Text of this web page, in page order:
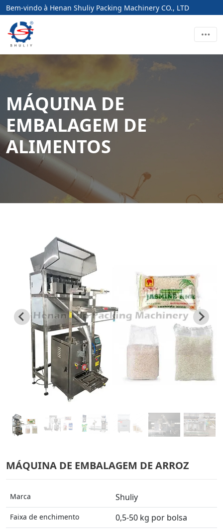
Bem-vindo à Henan Shuliy Packing Machinery CO., LTD
MÁQUINA DE
EMBALAGEM DE
ALIMENTOS
MÁQUINA DE EMBALAGEM DE ARROZ
Marca Shuliy
Faixa de enchimento 0,5-50 kg por bolsa